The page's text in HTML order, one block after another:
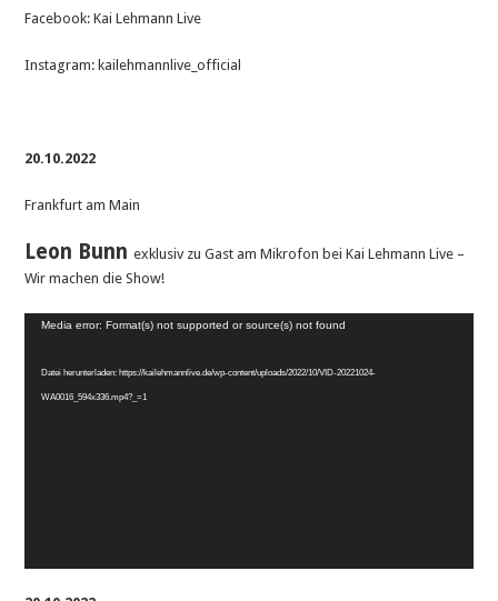
Facebook: Kai Lehmann Live
Instagram: kailehmannlive_official
20.10.2022
Frankfurt am Main
Leon Bunn exklusiv zu Gast am Mikrofon bei Kai Lehmann Live –
Wir machen die Show!
Video-
Media error: Format(s) not supported or source(s) not found
Datei herunterladen: https://kailehmannlive.de/wp-content/uploads/2022/10/VID-20221024-
WA0016_594x336.mp4?_=1